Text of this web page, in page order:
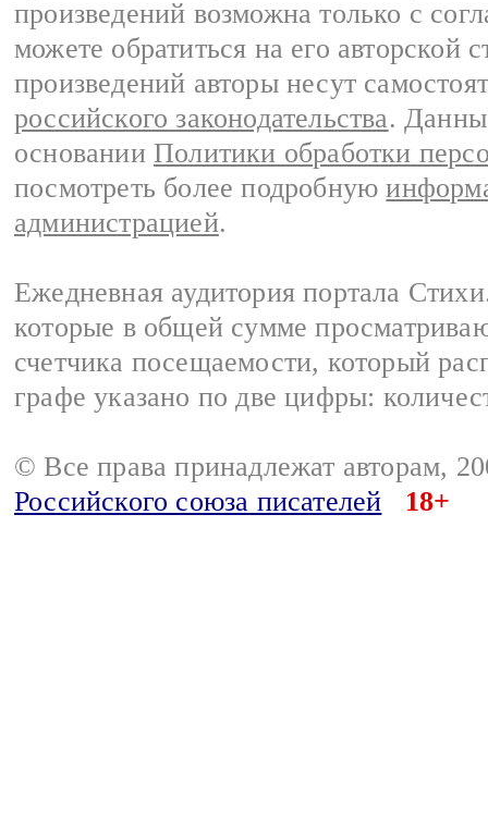
произведений возможна только с
можете обратиться на его авторской
произведений авторы несут
российского законодательства.
основании Политики обработки
посмотреть более подробную
администрацией.
Ежедневная аудитория портала
которые в общей сумме
счетчика посещаемости, который
графе указано по две цифры:
© Все права принадлежат авторам,
Российского союза писателей
18+